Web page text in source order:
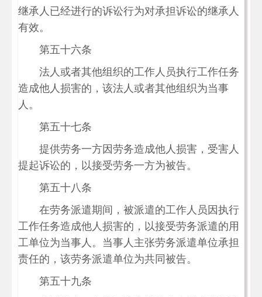
继承人已经进行的诉讼行为对承担诉讼的继承人
有效。
第五十六条
法人或者其他组织的工作人员执行工作任务
造成他人损害的，该法人或者其他组织为当事
人。
第五十七条
提供劳务一方因劳务造成他人损害，受害人
提起诉讼的，以接受劳务一方为被告。
第五十八条
在劳务派遣期间，被派遣的工作人员因执行
工作任务造成他人损害的，以接受劳务派遣的用
工单位为当事人。当事人主张劳务派遣单位承担
责任的，该劳务派遣单位为共同被告。
第五十九条